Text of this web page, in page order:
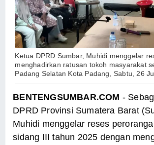
Ketua DPRD Sumbar, Muhidi menggelar
menghadirkan ratusan tokoh masyarakat
Padang Selatan Kota Padang, Sabtu, 26
BENTENGSUMBAR.COM -
DPRD Provinsi Sumatera Barat
Muhidi menggelar reses
sidang III tahun 2025 dengan